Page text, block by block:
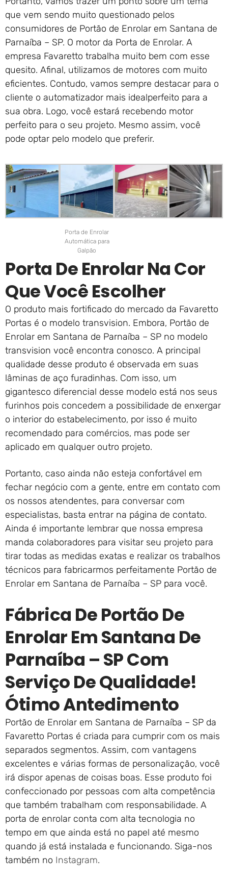
que vem sendo muito questionado pelos
consumidores de Portão de Enrolar em Santana de
Parnaíba – SP. O motor da Porta de Enrolar. A
empresa Favaretto trabalha muito bem com esse
quesito. Afinal, utilizamos de motores com muito
eficientes. Contudo, vamos sempre destacar para o
cliente o automatizador mais idealperfeito para a
sua obra. Logo, você estará recebendo motor
perfeito para o seu projeto. Mesmo assim, você
pode optar pelo modelo que preferir.
Porta de Enrolar
Automática para
Galpão
Porta De Enrolar Na Cor
Que Você Escolher
O produto mais fortificado do mercado da Favaretto
Portas é o modelo transvision. Embora, Portão de
Enrolar em Santana de Parnaíba – SP no modelo
transvision você encontra conosco. A principal
qualidade desse produto é observada em suas
lâminas de aço furadinhas. Com isso, um
gigantesco diferencial desse modelo está nos seus
furinhos pois concedem a possibilidade de enxergar
o interior do estabelecimento, por isso é muito
recomendado para comércios, mas pode ser
aplicado em qualquer outro projeto.
Portanto, caso ainda não esteja confortável em
fechar negócio com a gente, entre em contato com
os nossos atendentes, para conversar com
especialistas, basta entrar na página de contato.
Ainda é importante lembrar que nossa empresa
manda colaboradores para visitar seu projeto para
tirar todas as medidas exatas e realizar os trabalhos
técnicos para fabricarmos perfeitamente Portão de
Enrolar em Santana de Parnaíba – SP para você.
Fábrica De Portão De
Enrolar Em Santana De
Parnaíba – SP Com
Serviço De Qualidade!
Ótimo Antedimento
Portão de Enrolar em Santana de Parnaíba – SP da
Favaretto Portas é criada para cumprir com os mais
separados segmentos. Assim, com vantagens
excelentes e várias formas de personalização, você
irá dispor apenas de coisas boas. Esse produto foi
confeccionado por pessoas com alta competência
que também trabalham com responsabilidade. A
porta de enrolar conta com alta tecnologia no
tempo em que ainda está no papel até mesmo
quando já está instalada e funcionando. Siga-nos
também no Instagram.